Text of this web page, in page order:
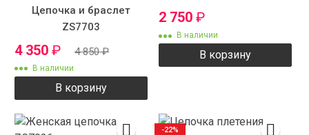
Цепочка и браслет
ZS7703
4 350 ₽ 4 850₽
В наличии
В корзину
2 750 ₽
В наличии
В корзину
-22%